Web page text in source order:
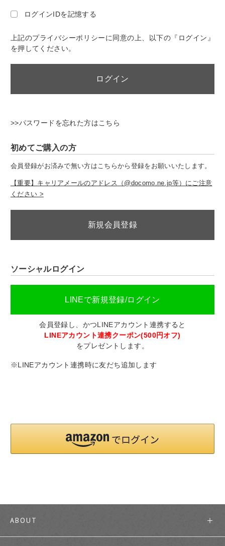
初めてご購入の方
会員登録がお済みで無い方はこちらから登録をお願いいたします。
【重要】キャリアメールのアドレス（@docomo.ne.jp等）にご注意
ください >
新規会員登録
ソーシャルログイン
LINEで新規登録/ログイン
会員登録し、かつLINEアカウント連携すると
LINEアカウント連携クーポン(500円オフ)
をプレゼントします。
※LINEアカウント連携時に友だち追加します
ログインIDを記憶する
上記のプライバシーポリシーに同意の上、以下の『ログイン』
を押してください。
ログイン
>>パスワードを忘れた方はこちら
ABOUT